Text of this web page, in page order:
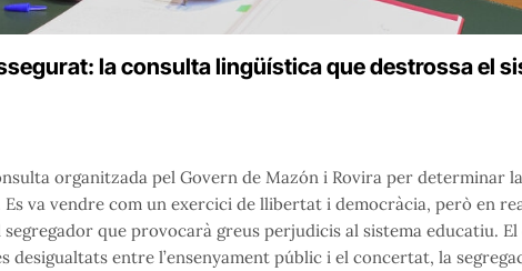
la consulta lingüística que destrossa el
organitzada pel Govern de Mazón i Rovira per determinar la
Es va vendre com un exercici de llibertat i democràcia, però en
que provocarà greus perjudicis al sistema educatiu. El
desigualtats entre l’ensenyament públic i el concertat, la